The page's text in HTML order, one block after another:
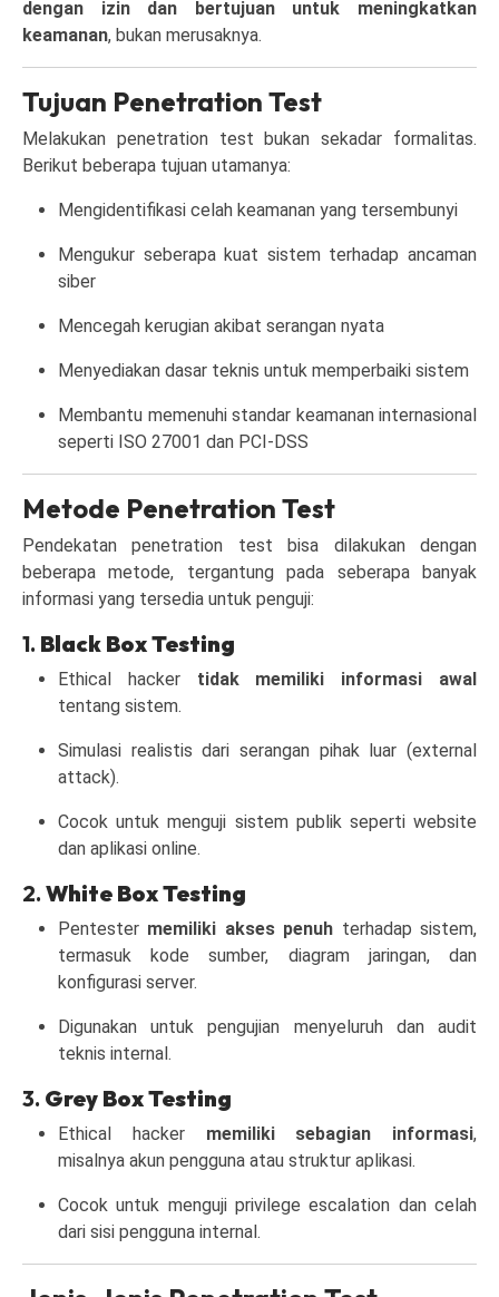
dengan izin dan bertujuan untuk meningkatkan
keamanan, bukan merusaknya.
Tujuan Penetration Test
Melakukan penetration test bukan sekadar formalitas.
Berikut beberapa tujuan utamanya:
Mengidentifikasi celah keamanan yang tersembunyi
Mengukur seberapa kuat sistem terhadap ancaman
siber
Mencegah kerugian akibat serangan nyata
Menyediakan dasar teknis untuk memperbaiki sistem
Membantu memenuhi standar keamanan internasional
seperti ISO 27001 dan PCI-DSS
Metode Penetration Test
Pendekatan penetration test bisa dilakukan dengan
beberapa metode, tergantung pada seberapa banyak
informasi yang tersedia untuk penguji:
1. Black Box Testing
Ethical hacker tidak memiliki informasi awal
tentang sistem.
Simulasi realistis dari serangan pihak luar (external
attack).
Cocok untuk menguji sistem publik seperti website
dan aplikasi online.
2. White Box Testing
Pentester memiliki akses penuh terhadap sistem,
termasuk kode sumber, diagram jaringan, dan
konfigurasi server.
Digunakan untuk pengujian menyeluruh dan audit
teknis internal.
3. Grey Box Testing
Ethical hacker memiliki sebagian informasi,
misalnya akun pengguna atau struktur aplikasi.
Cocok untuk menguji privilege escalation dan celah
dari sisi pengguna internal.